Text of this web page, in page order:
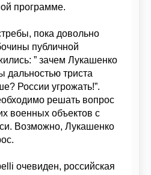
программе.
пока довольно
публичной
” зачем Лукашенко
дальностью триста
России угрожать!”.
решать вопрос
военных объектов с
Возможно, Лукашенко
очевиден, российская